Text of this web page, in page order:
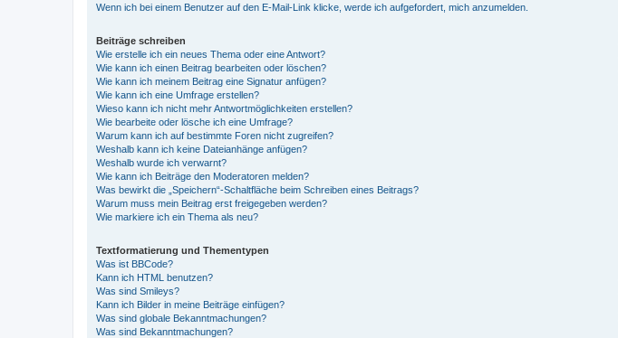
Wenn ich bei einem Benutzer auf den E-Mail-Link klicke, werde ich aufgefordert, mich anzumelden.
Beiträge schreiben
Wie erstelle ich ein neues Thema oder eine Antwort?
Wie kann ich einen Beitrag bearbeiten oder löschen?
Wie kann ich meinem Beitrag eine Signatur anfügen?
Wie kann ich eine Umfrage erstellen?
Wieso kann ich nicht mehr Antwortmöglichkeiten erstellen?
Wie bearbeite oder lösche ich eine Umfrage?
Warum kann ich auf bestimmte Foren nicht zugreifen?
Weshalb kann ich keine Dateianhänge anfügen?
Weshalb wurde ich verwarnt?
Wie kann ich Beiträge den Moderatoren melden?
Was bewirkt die „Speichern“-Schaltfläche beim Schreiben eines Beitrags?
Warum muss mein Beitrag erst freigegeben werden?
Wie markiere ich ein Thema als neu?
Textformatierung und Thementypen
Was ist BBCode?
Kann ich HTML benutzen?
Was sind Smileys?
Kann ich Bilder in meine Beiträge einfügen?
Was sind globale Bekanntmachungen?
Was sind Bekanntmachungen?